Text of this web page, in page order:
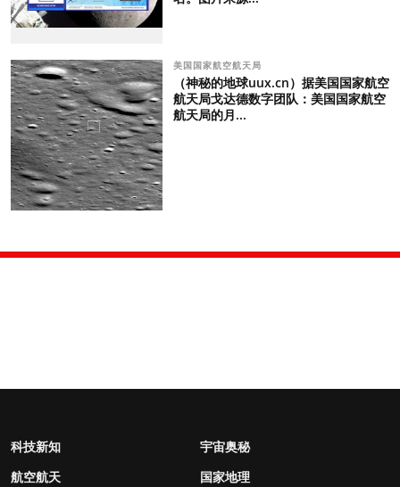
美国国家航空航天局
（神秘的地球uux.cn）据美国国家航空
航天局戈达德数字团队：美国国家航空
航天局的月...
科技新知
宇宙奥秘
航空航天
国家地理